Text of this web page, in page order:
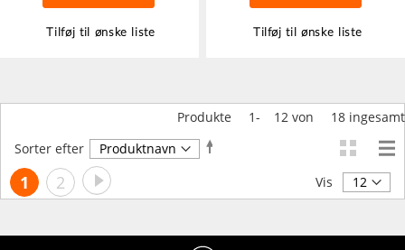
Tilføj til ønske liste Tilføj til ønske liste
Produkte 1- 12 von 18 ingesamt
Sorter efter
Faldende
Side
Du
i
1 Side
2 Side
Videre Vis